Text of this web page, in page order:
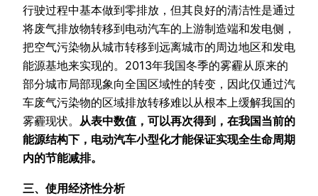
行驶过程中基本做到零排放，但其良好的清洁性是通过
将废气排放物转移到电动汽车的上游制造端和发电侧，
把空气污染物从城市转移到远离城市的周边地区和发电
能源基地来实现的。2013年我国冬季的雾霾从原来的
部分城市局部现象向全国区域性的转变，因此仅通过汽
车废气污染物的区域排放转移难以从根本上缓解我国的
雾霾现状。 从表中数值，可以再次得到，在我国当前的
能源结构下，电动汽车小型化才能保证实现全生命周期
内的节能减排。
三、使用经济性分析